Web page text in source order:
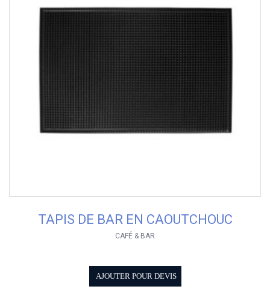
TAPIS DE BAR EN CAOUTCHOUC
CAFÉ & BAR
AJOUTER POUR DEVIS